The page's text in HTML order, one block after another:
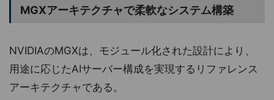
MGXアーキテクチャで柔軟なシステム構築
NVIDIAのMGXは、モジュール化された設計により、
用途に応じたAIサーバー構成を実現するリファレンス
アーキテクチャである。